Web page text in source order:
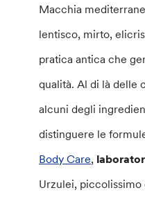
Macchia
lentisco, mirto,
pratica antica che
qualità. Al di là delle
alcuni degli
distinguere le
Body Care,
Urzulei,